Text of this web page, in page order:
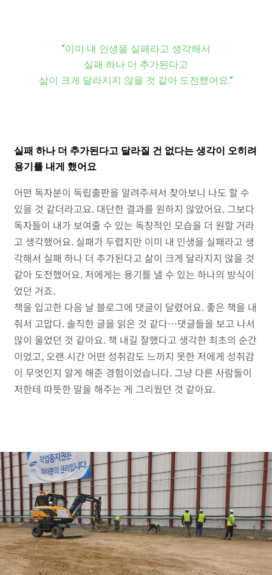
“이미 내 인생을 실패라고 생각해서
실패 하나 더 추가된다고
삶이 크게 달라지지 않을 것 같아 도전했어요.”
실패 하나 더 추가된다고 달라질 건 없다는 생각이 오히려
용기를 내게 했어요
어떤 독자분이 독립출판을 알려주셔서 찾아보니 나도 할 수
있을 것 같더라고요. 대단한 결과를 원하지 않았어요. 그보다
독자들이 내가 보여줄 수 있는 독창적인 모습을 더 원할 거라
고 생각했어요. 실패가 두렵지만 이미 내 인생을 실패라고 생
각해서 실패 하나 더 추가된다고 삶이 크게 달라지지 않을 것
같아 도전했어요. 저에게는 용기를 낼 수 있는 하나의 방식이
었던 거죠.
책을 입고한 다음 날 블로그에 댓글이 달렸어요. 좋은 책을 내
줘서 고맙다. 솔직한 글을 읽은 것 같다…댓글들을 보고 나서
많이 울었던 것 같아요. 책 내길 잘했다고 생각한 최초의 순간
이었고, 오랜 시간 어떤 성취감도 느끼지 못한 저에게 성취감
이 무엇인지 알게 해준 경험이었습니다. 그냥 다른 사람들이
저한테 따뜻한 말을 해주는 게 그리웠던 것 같아요.